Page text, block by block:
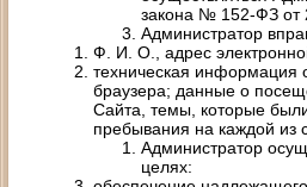
закона № 152-ФЗ от
Администратор
Ф. И. О., адрес
техническая информация
браузера; данные о
Сайта, темы, которые
пребывания на каждой из
Администратор
целях: